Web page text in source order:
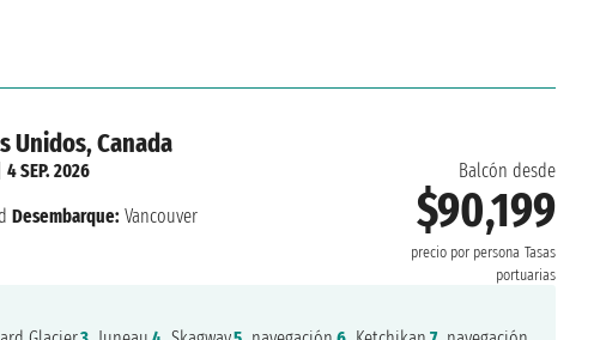
Unidos, Canada
Balcón desde
$90,199
precio por persona Tasas
portuarias
4 SEP. 2026
Desembarque: Vancouver